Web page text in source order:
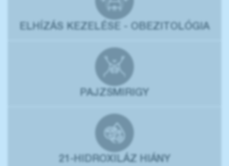
ELHÍZÁS KEZELÉSE - OBEZITOLÓGIA
PAJZSMIRIGY
21-HIDROXILÁZ HIÁNY